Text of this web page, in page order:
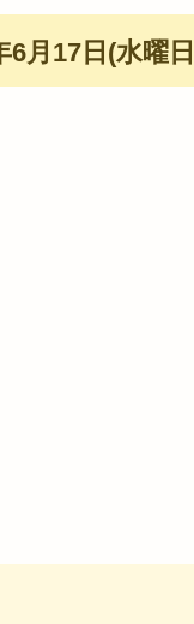
6月17日(水曜